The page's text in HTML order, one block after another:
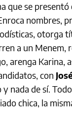
que se presentó
nombres,
otorga
a un
arenga Karina,
con
y nada de sí.
chica, la